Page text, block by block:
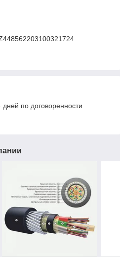
дней по договоренности